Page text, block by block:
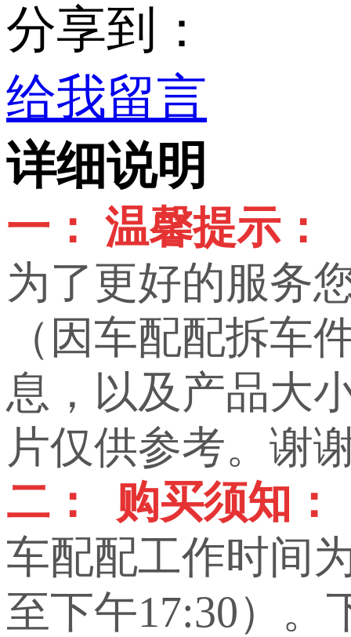
分享到：
给我留言
详细说明
一： 温馨提示：
为了更好的服务
（因车配配拆车
息，以及产品大
片仅供参考。谢
二： 购买须知：
车配配工作时间
至下午17:30）。